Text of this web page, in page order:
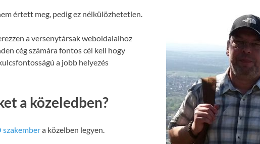
értett meg, pedig ez nélkülözhetetlen.
a versenytársak weboldalaihoz
cég számára fontos cél kell hogy
a jobb helyezés
a közeledben?
szakembera közelben legyen.